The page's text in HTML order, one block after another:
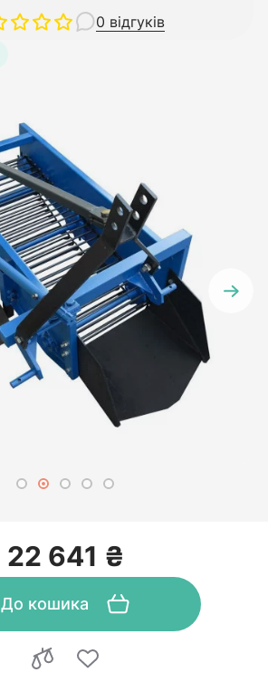
0 відгуків
22 641 ₴
До кошика